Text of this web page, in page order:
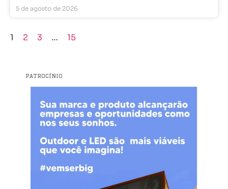
5 de agosto de 2026
1 2 3 … 15
PATROCÍNIO